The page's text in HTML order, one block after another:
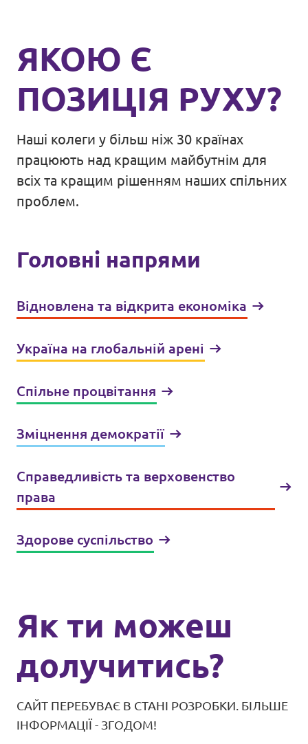
ЯКОЮ Є
ПОЗИЦІЯ РУХУ?
Наші колеги у більш ніж 30 країнах
працюють над кращим майбутнім для
всіх та кращим рішенням наших спільних
проблем.
Головні напрями
Відновлена та відкрита економіка
Україна на глобальній арені
Спільне процвітання
Зміцнення демократії
Справедливість та верховенство
права
Здорове суспільство
Як ти можеш
долучитись?
САЙТ ПЕРЕБУВАЄ В СТАНІ РОЗРОБКИ. БІЛЬШЕ
ІНФОРМАЦІЇ - ЗГОДОМ!